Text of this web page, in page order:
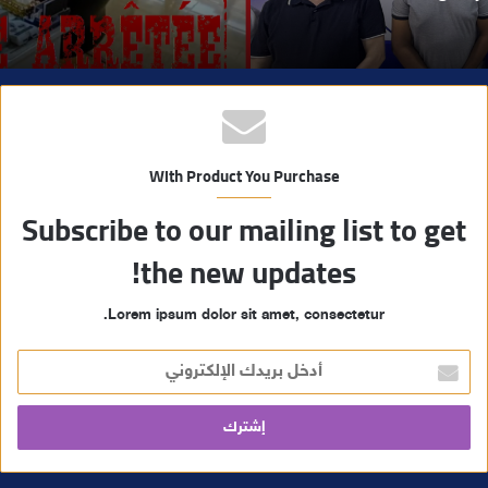
With Product You Purchase
Subscribe to our mailing list to get
the new updates!
Lorem ipsum dolor sit amet, consectetur.
خ
ل
ر